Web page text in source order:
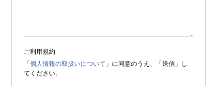
ご利用規約
「個人情報の取扱いについて 」に同意のうえ、「送信」し
てください。